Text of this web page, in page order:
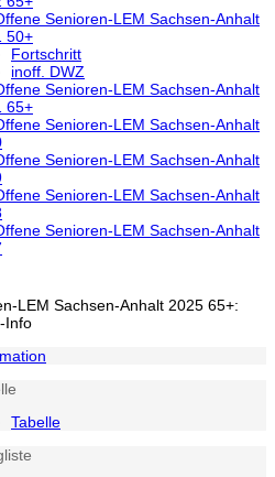
Senioren-LEM Sachsen-Anhalt
50+
Fortschritt
inoff. DWZ
Senioren-LEM Sachsen-Anhalt
65+
Senioren-LEM Sachsen-Anhalt
Senioren-LEM Sachsen-Anhalt
Senioren-LEM Sachsen-Anhalt
Senioren-LEM Sachsen-Anhalt
LEM Sachsen-Anhalt 2025 65+:
Info
Tabelle